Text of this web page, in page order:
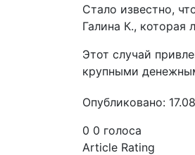
Стало известно,
Галина К., которая
Этот случай
крупными
Опубликовано:
0 0 голоса
Article Rating